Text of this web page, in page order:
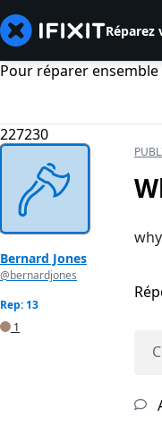
Réparez
Pour réparer ensemble
227230
Bernard Jones
@bernardjones
Rep: 13
1